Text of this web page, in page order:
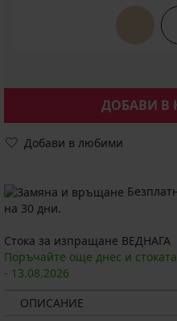
ДОБАВИ В
Добави в любими
на 30 дни.
Стока за изпращане ВЕДНАГА
Поръчайте още днес и
- 13.08.2026
ОПИСАНИЕ